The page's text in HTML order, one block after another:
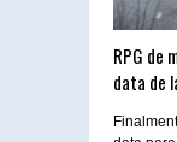
RPG de
data de